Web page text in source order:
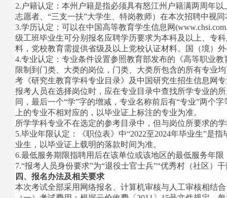
2.户籍认定：本州户籍是指必须具有怒江州户籍满两周年
志愿者、“三支一扶”大学生、特岗教师）在本次招聘中视
3.学历认定：可以在中国高等教育学生信息网
级工班毕业生可分别报名应聘学历要求为本科及以上、专
料，党校教育需提供省级及以上党校认证材料。国（境）
4.专业认定：专业条件设置参照教育部发布的《高等职业
限制到门类、大类的岗位，门类、大类所包含的所有专业
考《研究生教育学科专业目录》及中国研究生招生信息网
报考人员在选择岗位时，应在专业目录中查找所学专业的
同，最后一个“学”字的增减，专业名称前后有“专业”两个
上的专业不相对应的，以毕业证上标注的专业为准。
所学学科专业不在选定的参考目录中，但与岗位所要求的
5.毕业年限认定：《职位表》中“2022至2024年毕业生”是
业生，以毕业证上载明的落款时间为准。
6.最低服务期限指聘用后在该单位或该地区的最低服务年
7.“报考人员身份要求”为“退役士官士兵”“优秀村（社区）
四、报名办法及相关要求
本次考试全部采用网络报名、计算机审核与人工审核相结